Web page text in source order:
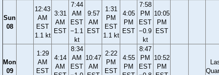
Sun
08
12:43
AM
EST
1.1 kt
3:31
AM
EST
7:44
AM
EST
−1.1
kt
9:57
AM
EST
1:31
PM
EST
1.1 kt
4:05
PM
EST
7:58
PM
EST
−0.9
kt
10:05
PM
EST
Mon
09
1:29
AM
EST
4:14
AM
8:34
AM
EST
10:47
AM
2:22
PM
EST
4:55
PM
8:47
PM
EST
10:52
PM